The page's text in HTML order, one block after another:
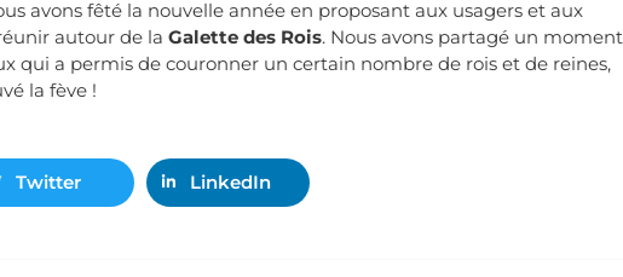
avons fêté la nouvelle année en proposant aux usagers et aux
autour de la Galette des Rois. Nous avons partagé un moment
qui a permis de couronner un certain nombre de rois et de reines,
la fève !
Twitter LinkedIn